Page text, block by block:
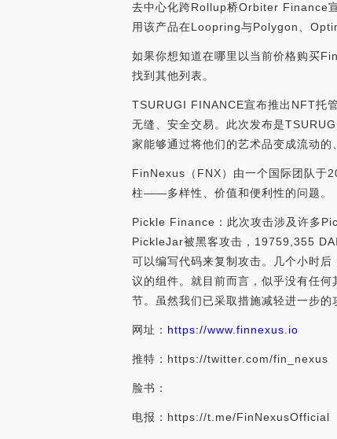
去中心化跨Rollup桥Orbiter Finance
用该产品在Loopring与Polygon、
如果你想知道在哪里以当前价格购买
找到其他列表。
TSURUGI FINANCE宣布推出NFT托
无缝、安全交易。此次发布是
家能够通过将他们的艺术品变成流动
FinNexus（FNX）由一个国际团队于
柱——多样性、价值和便利性的问题。
Pickle Finance：此次攻击涉及许多
PickleJar被黑客攻击，19759,355
可以编写代码来复制攻击。几个小时
议的组件。就目前而言，似乎没有任
节。虽然我们已采取措施减轻进一步
网址： https://www.finnexus.io
推特：https://twitter.com/fin_nexus
脸书：
电报：https://t.me/FinNexusOfficial